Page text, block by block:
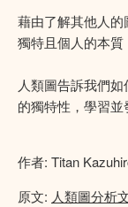
藉由了解其他人
獨特且個人的本質
人類圖告訴我們
的獨特性，學習並
作者: Titan
原文: 人類圖分析